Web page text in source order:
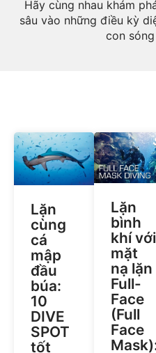
Hãy cùng nhau khám
sâu vào những điều kỳ
con
Lặn
cùng
cá
mập
đầu
búa:
10
DIVE
SPOT
tốt
Lặn
bình
khí với
mặt
nạ lặn
Full-
Face
(Full
Face